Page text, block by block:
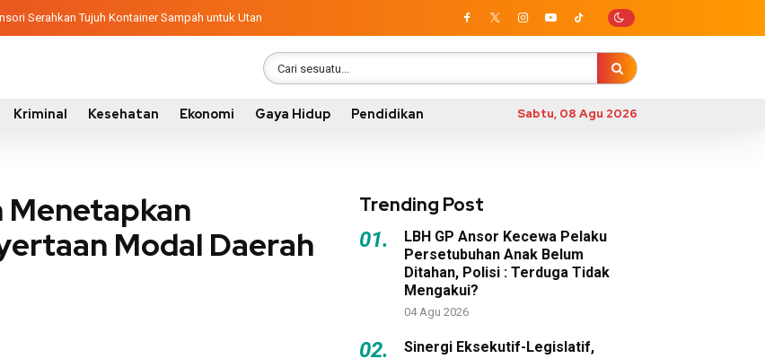
Ansori Serahkan Tujuh Kontainer Sampah untuk Utan
Pemkab Sumbawa Luncurkan Empat Proyek PKN II
Kriminal Kesehatan Ekonomi Gaya Hidup Pendidikan Sabtu, 08 Agu 2026
Menetapkan
Modal Daerah
Trending Post
01.
LBH GP Ansor Kecewa Pelaku
Persetubuhan Anak Belum
Ditahan, Polisi : Terduga Tidak
Mengakui?
04 Agu 2026
02.
Sinergi Eksekutif-Legislatif,